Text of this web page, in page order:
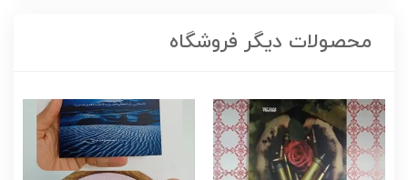
محصولات دیگر فروشگاه